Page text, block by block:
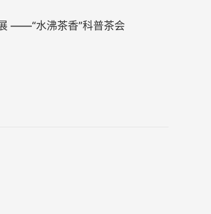
——“水沸茶香”科普茶会